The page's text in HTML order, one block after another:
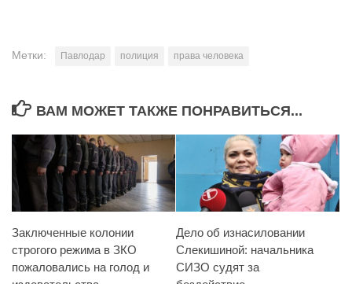
Метки: Павлодар полиция права человека
ВАМ МОЖЕТ ТАКЖЕ ПОНРАВИТЬСЯ...
Заключенные колонии
строгого режима в ЗКО
пожаловались на голод и
Дело об изнасиловании
Слекишиной: начальника
СИЗО судят за